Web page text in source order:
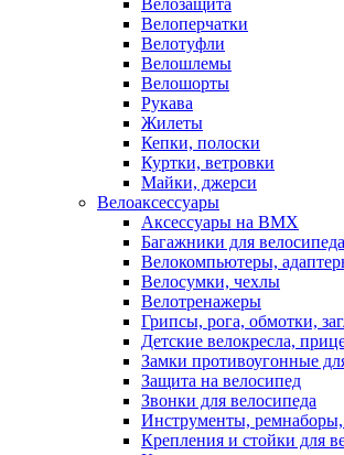
Велозащита
Велоперчатки
Велотуфли
Велошлемы
Велошорты
Рукава
Жилеты
Кепки, полоски
Куртки, ветровки
Майки, джерси
Велоаксессуары
Аксессуары на BMX
Багажники для велосипеда
Велокомпьютеры,
Велосумки, чехлы
Велотренажеры
Грипсы, рога, обмотки,
Детские велокресла,
Замки противоугонные
Защита на велосипед
Звонки для велосипеда
Инструменты, ремнаборы,
Крепления и стойки для